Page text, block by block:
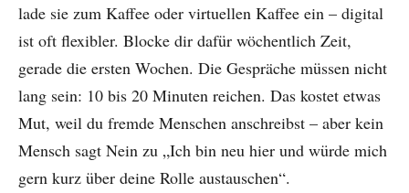
lade sie zum Kaffee oder virtuellen Kaffee ein – digital
ist oft flexibler. Blocke dir dafür wöchentlich Zeit,
gerade die ersten Wochen. Die Gespräche müssen nicht
lang sein: 10 bis 20 Minuten reichen. Das kostet etwas
Mut, weil du fremde Menschen anschreibst – aber kein
Mensch sagt Nein zu „Ich bin neu hier und würde mich
gern kurz über deine Rolle austauschen“.